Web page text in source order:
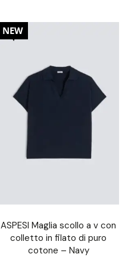
20%
NEW
ASPESI Maglia scollo a v con
colletto in filato di puro
cotone – Navy